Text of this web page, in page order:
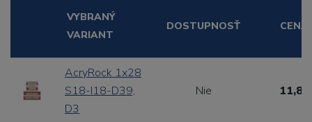
VYBRANÝ
VARIANT
DOSTUPNOSŤ CENA
AcryRock 1x28
S18-I18-D39,
D3
Nie